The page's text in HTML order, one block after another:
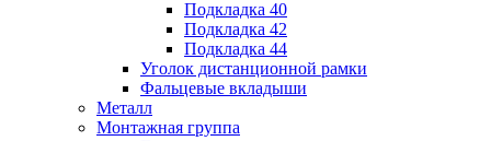
Подкладка 40
Подкладка 42
Подкладка 44
Уголок дистанционной рамки
Фальцевые вкладыши
Металл
Монтажная группа